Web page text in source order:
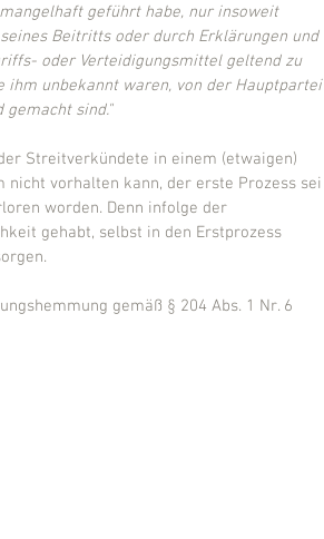
geführt habe, nur insoweit
Beitritts oder durch Erklärungen und
oder Verteidigungsmittel geltend zu
unbekannt waren, von der Hauptpartei
sind."
Streitverkündete in einem (etwaigen)
vorhalten kann, der erste Prozess sei
worden. Denn infolge der
gehabt, selbst in den Erstprozess
gemäß § 204 Abs. 1 Nr. 6